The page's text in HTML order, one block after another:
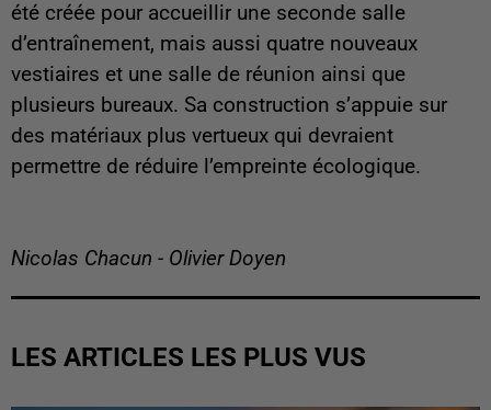
été créée pour accueillir une seconde salle
d’entraînement, mais aussi quatre nouveaux
vestiaires et une salle de réunion ainsi que
plusieurs bureaux. Sa construction s’appuie sur
des matériaux plus vertueux qui devraient
permettre de réduire l’empreinte écologique.
Nicolas Chacun - Olivier Doyen
LES ARTICLES LES PLUS VUS